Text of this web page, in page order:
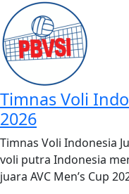
Timnas Voli
2026
Timnas Voli Indonesia
voli putra Indonesia
juara AVC Men’s Cup